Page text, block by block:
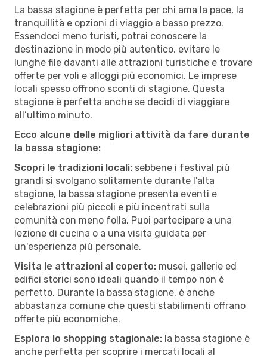
La bassa stagione è perfetta per chi ama la pace, la
tranquillità e opzioni di viaggio a basso prezzo.
Essendoci meno turisti, potrai conoscere la
destinazione in modo più autentico, evitare le
lunghe file davanti alle attrazioni turistiche e trovare
offerte per voli e alloggi più economici. Le imprese
locali spesso offrono sconti di stagione. Questa
stagione è perfetta anche se decidi di viaggiare
all’ultimo minuto.
Ecco alcune delle migliori attività da fare durante
la bassa stagione:
Scopri le tradizioni locali: sebbene i festival più
grandi si svolgano solitamente durante l'alta
stagione, la bassa stagione presenta eventi e
celebrazioni più piccoli e più incentrati sulla
comunità con meno folla. Puoi partecipare a una
lezione di cucina o a una visita guidata per
un'esperienza più personale.
Visita le attrazioni al coperto: musei, gallerie ed
edifici storici sono ideali quando il tempo non è
perfetto. Durante la bassa stagione, è anche
abbastanza comune che questi stabilimenti offrano
offerte più economiche.
Esplora lo shopping stagionale: la bassa stagione è
anche perfetta per scoprire i mercati locali al